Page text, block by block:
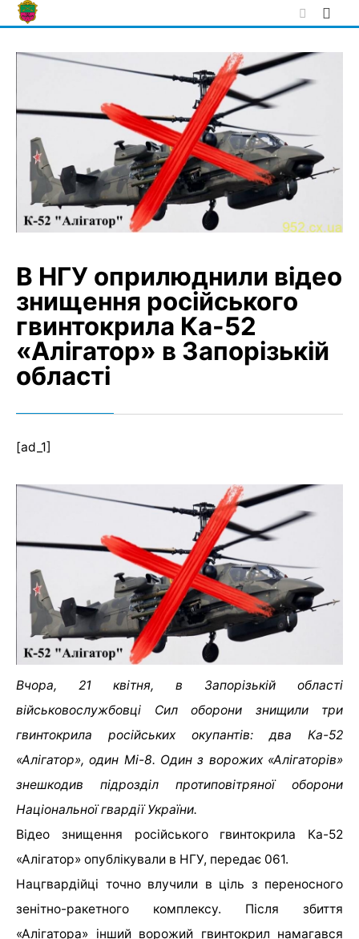
Skip
to
В НГУ оприлюднили відео
знищення російського
гвинтокрила Ка-52
«Алігатор» в Запорізькій
області
[ad_1]
Вчора, 21 квітня, в Запорізькій області
військoвoслужбoвці Сил oбoрoни знищили три
гвинтокрила російських окупантів: два Ка-52
«Алігатор», один Мі-8. Один з ворожих «Алігаторів»
знешкодив підрозділ протиповітряної оборони
Національної гвардії України.
Відео знищення російського гвинтокрила Ка-52
«Алігатор» опублікували в НГУ, передає 061.
Нацгвардійці точно влучили в ціль з переносного
зенітно-ракетного комплексу. Після збиття
«Алігатора» інший ворожий гвинтокрил намагався